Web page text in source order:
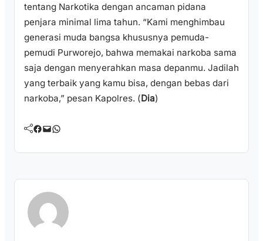
tentang Narkotika dengan ancaman pidana
penjara minimal lima tahun. “Kami menghimbau
generasi muda bangsa khususnya pemuda-
pemudi Purworejo, bahwa memakai narkoba sama
saja dengan menyerahkan masa depanmu. Jadilah
yang terbaik yang kamu bisa, dengan bebas dari
narkoba,” pesan Kapolres. (Dia)
Facebook Mail WhatsApp